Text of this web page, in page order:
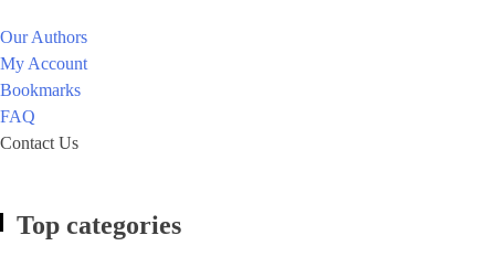
Our Authors
My Account
Bookmarks
FAQ
Contact Us
Top categories